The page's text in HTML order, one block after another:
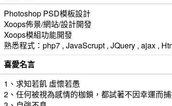
Photoshop PSD模板設計
Xoops佈景/網站/設計開發
Xoops模組功能開發
熟悉程式：php7 , JavaScrupt , JQuery , ajax ,
喜愛名言
1、求知若飢 虛懷若愚
2、任何被視為感情的枷鎖，都試著不因幸運而